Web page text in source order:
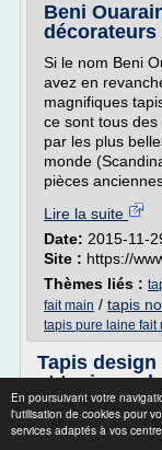
En poursuivant votre
l'utilisation de cookies pour
services adaptés à vos
Beni
décorateurs
Si le nom Beni
avez en
magnifiques
ce sont tous
par les plus
monde
pièces
Lire la suite
Date: 2015-11-
Site : https://
Thèmes liés :
fait main / tapis
tapis pure laine fait
Tapis
et tapis
Tapis Eden
Tapis Eden rouge